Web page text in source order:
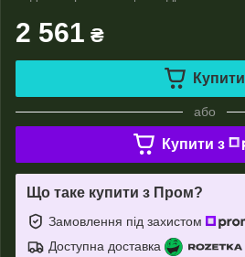
2 561 ₴
Купити
або
Купити з
Що таке купити з Пром?
Замовлення під захистом
Доступна доставка